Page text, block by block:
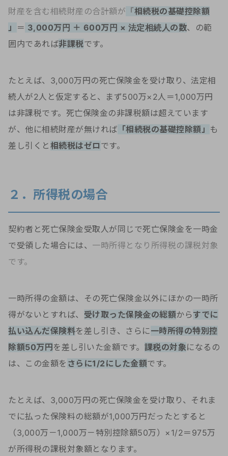
財産を含む相続財産の合計額が 「相続税の基礎控除額
」
＝ 3,000万円 ＋ 600万円 × 法定相続人の数、の範
囲内であれば非課税です。
たとえば、3,000万円の死亡保険金を受け取り、法定相
続人が2人と仮定すると、まず500万×2人＝1,000万円
は非課税です。死亡保険金の非課税額は超えています
が、他に相続財産が無ければ 「相続税の基礎控除額」 も
差し引くと 相続税はゼロ です。
２．所得税の場合
契約者と死亡保険金受取人が同じで死亡保険金を一時金
で受領した場合には、 一時所得となり所得税の課税対象
です。
一時所得の金額は、その死亡保険金以外にほかの一時所
得がないとすれば、 受け取った保険金の総額からすでに
払い込んだ保険料を差し引き、さらに一時所得の特別控
除額50万円を差し引いた金額です。 課税の対象になるの
は、この金額を さらに1/2にした金額です。
たとえば、3,000万円の死亡保険金を受け取り、それま
でに払った保険料の総額が1,000万円だったとすると
（3,000万－1,000万－特別控除額50万）×1/2＝975万
が所得税の課税対象額となります。